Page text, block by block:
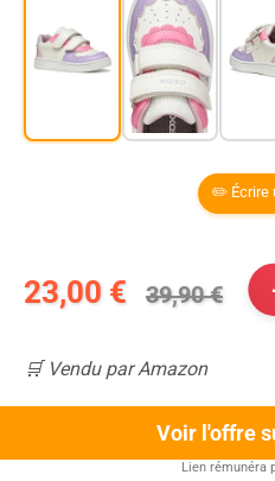
✏️ Écrire
23,00 € 39,90 €
🛒 Vendu par Amazon
Voir l'offre
Lien rémunéra